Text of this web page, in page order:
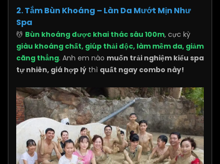
2. Tắm Bùn Khoáng – Làn Da Mướt Mịn Như
Spa
💆 Bùn khoáng được khai thác sâu 100m, cực kỳ
giàu khoáng chất, giúp thải độc, làm mềm da, giảm
căng thẳng. Anh em nào muốn trải nghiệm kiểu spa
tự nhiên, giá hợp lý thì quất ngay combo này!